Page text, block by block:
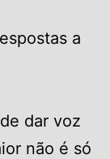
a
dar voz
não é só